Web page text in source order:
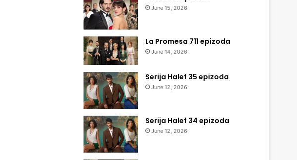
June 15, 2026
La Promesa 711 epizoda
June 14, 2026
Serija Halef 35 epizoda
June 12, 2026
Serija Halef 34 epizoda
June 12, 2026